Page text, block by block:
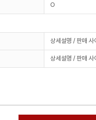
O
상세설명 / 판매 사
상세설명 / 판매 사